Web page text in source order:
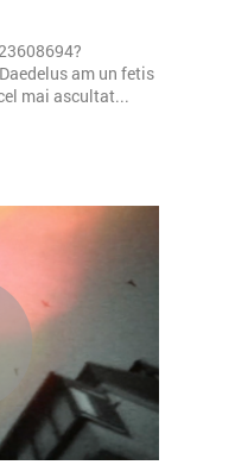
am un fetis
mai ascultat...